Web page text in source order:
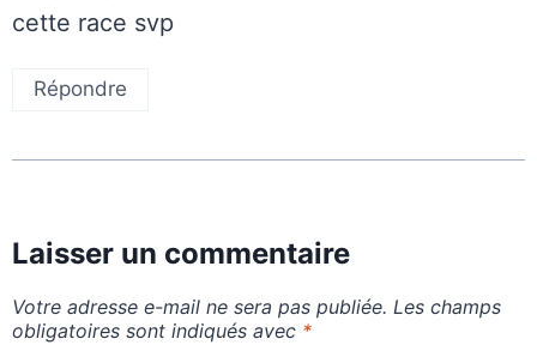
cette race svp
Répondre
Laisser un commentaire
Votre adresse e-mail ne sera pas publiée. Les champs
obligatoires sont indiqués avec *